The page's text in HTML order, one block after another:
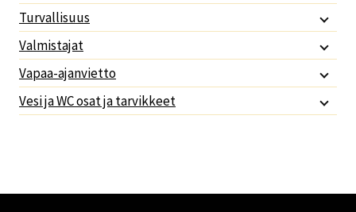
Turvallisuus
Valmistajat
Vapaa-ajanvietto
Vesi ja WC osat ja tarvikkeet